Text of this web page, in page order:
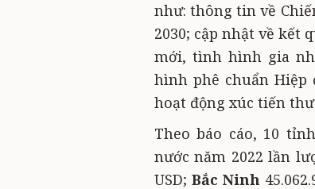
như: thông tin về
2030; cập nhật về kết
mới, tình hình gia
hình phê chuẩn Hiệp
hoạt động xúc tiến
Theo báo cáo, 10
nước năm 2022 lần
USD;Bắc Ninh